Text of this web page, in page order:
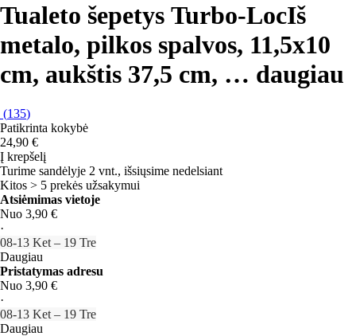
Tualeto šepetys Turbo-LocIš
metalo, pilkos spalvos, 11,5x10
cm, aukštis 37,5 cm, … daugiau
(135)
Patikrinta kokybė
24,90 €
Į krepšelį
Turime sandėlyje 2 vnt., išsiųsime nedelsiant
Kitos > 5 prekės užsakymui
Atsiėmimas vietoje
Nuo 3,90 €
·
08‑13 Ket – 19 Tre
Daugiau
Pristatymas adresu
Nuo 3,90 €
·
08‑13 Ket – 19 Tre
Daugiau